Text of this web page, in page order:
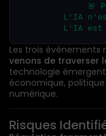
🚨
         L'
IA
         L'
IA
Les trois
venons de traverser
technologie
économique,
numérique.
Risques